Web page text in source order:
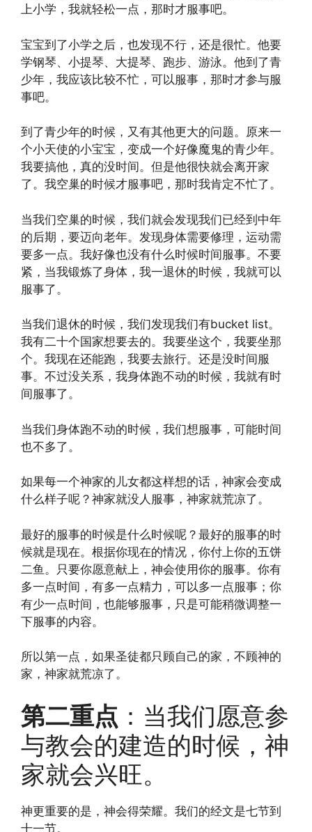
上小学，我就轻松一点，那时才服事吧。
宝宝到了小学之后，也发现不行，还是很忙。他要
学钢琴、小提琴、大提琴、跑步、游泳。他到了青
少年，我应该比较不忙，可以服事，那时才参与服
事吧。
到了青少年的时候，又有其他更大的问题。原来一
个小天使的小宝宝，变成一个好像魔鬼的青少年。
我要搞他，真的没时间。但是他很快就会离开家
了。我空巢的时候才服事吧，那时我肯定不忙了。
当我们空巢的时候，我们就会发现我们已经到中年
的后期，要迈向老年。发现身体需要修理，运动需
要多一点。我好像也没有什么时候时间服事。不要
紧，当我锻炼了身体，我一退休的时候，我就可以
服事了。
当我们退休的时候，我们发现我们有bucket list。
我有二十个国家想要去的。我要坐这个，我要坐那
个。我现在还能跑，我要去旅行。还是没时间服
事。不过没关系，我身体跑不动的时候，我就有时
间服事了。
当我们身体跑不动的时候，我们想服事，可能时间
也不多了。
如果每一个神家的儿女都这样想的话，神家会变成
什么样子呢？神家就没人服事，神家就荒凉了。
最好的服事的时候是什么时候呢？最好的服事的时
候就是现在。根据你现在的情况，你付上你的五饼
二鱼。只要你愿意献上，神会使用你的服事。你有
多一点时间，有多一点精力，可以多一点服事；你
有少一点时间，也能够服事，只是可能稍微调整一
下服事的内容。
所以第一点，如果圣徒都只顾自己的家，不顾神的
家，神家就荒凉了。
第二重点 ：当我们愿意参
与教会的建造的时候，神
家就会兴旺。
神更重要的是，神会得荣耀。我们的经文是七节到
十一节。